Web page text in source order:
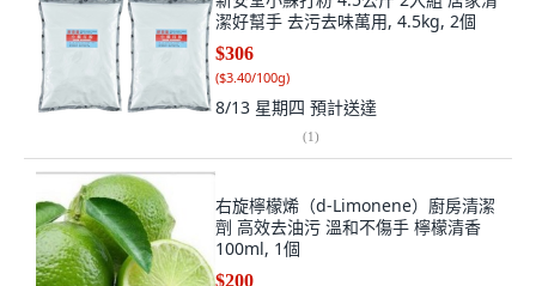
潔好幫手 去污去味萬用, 4.5kg, 2個
$306
($3.40/100g)
8/13 星期四 預計送達
(1)
右旋檸檬烯（d-Limonene）廚房清潔
劑 高效去油污 溫和不傷手 檸檬清香
100ml, 1個
$200